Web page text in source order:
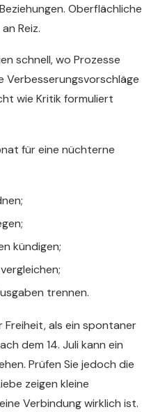
Oberflächliche
Reiz.
schnell, wo Prozesse
Verbesserungsvorschläge
wie Kritik formuliert
für eine nüchterne
kündigen;
trennen.
Freiheit, als ein spontaner
dem 14. Juli kann ein
Prüfen Sie jedoch die
zeigen kleine
Verbindung wirklich ist.